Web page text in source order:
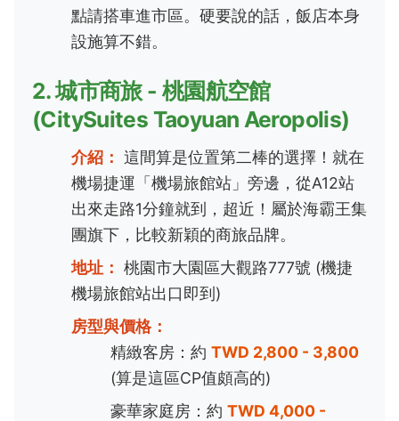
點請搭車進市區。硬要說的話，飯店本身
設施算不錯。
2. 城市商旅 - 桃園航空館
(CitySuites Taoyuan Aeropolis)
介紹： 這間算是位置第二棒的選擇！就在
機場捷運「機場旅館站」旁邊，從A12站
出來走路1分鐘就到，超近！屬於海霸王集
團旗下，比較新穎的商旅品牌。
地址： 桃園市大園區大觀路777號 (機捷
機場旅館站出口即到)
房型與價格：
精緻客房：約 TWD 2,800 - 3,800
(算是這區CP值頗高的)
豪華家庭房：約 TWD 4,000 -